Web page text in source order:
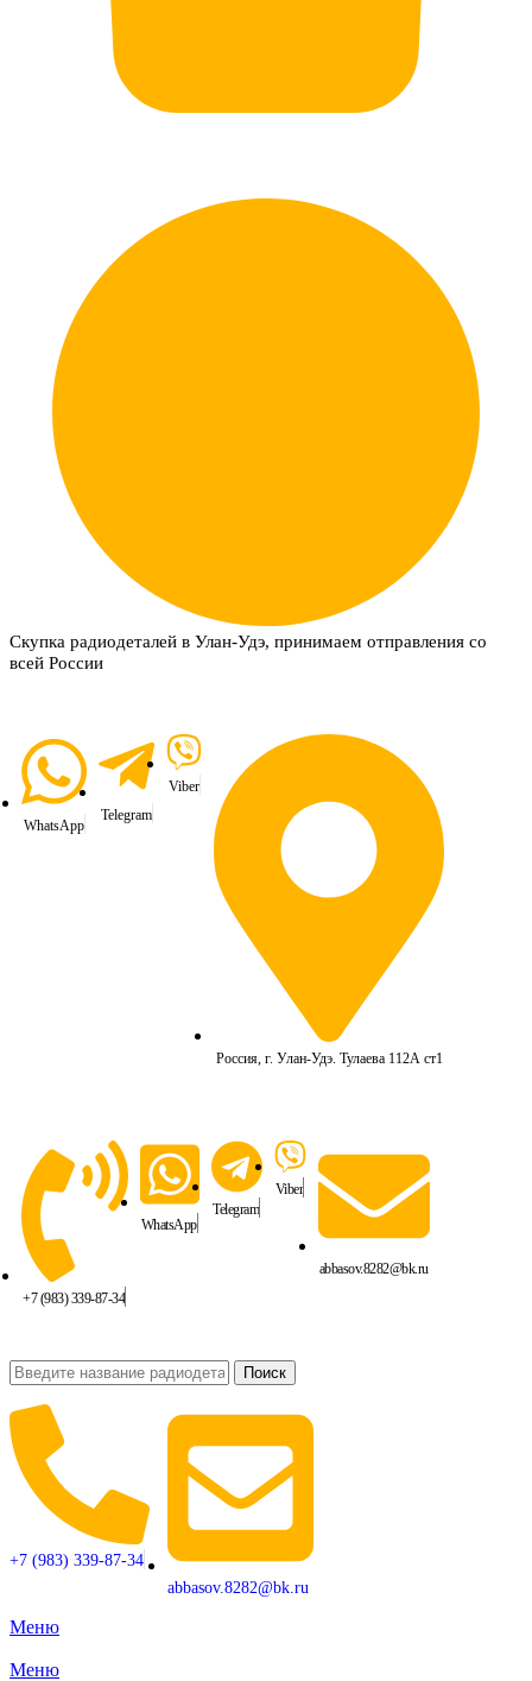
Скупка радиодеталей в Улан-Удэ, принимаем отправления со
всей России
WhatsApp
Telegram
Viber
Россия, г. Улан-Удэ. Тулаева 112А ст1
+7 (983) 339-87-34
WhatsApp
Telegram
Viber
abbasov.8282@bk.ru
Поиск
+7 (983) 339-87-34
abbasov.8282@bk.ru
Меню
Меню